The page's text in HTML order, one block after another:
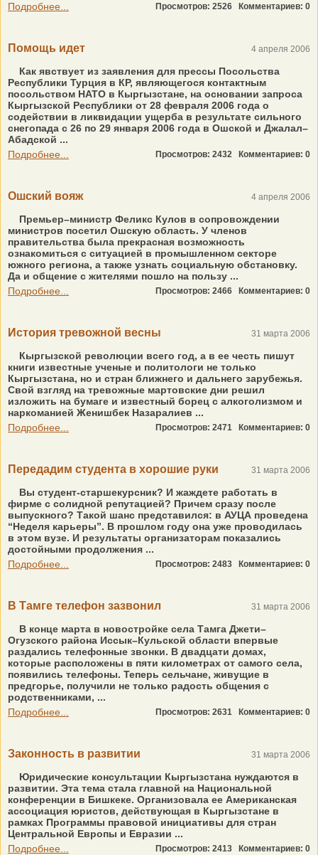
Подробнее...
Просмотров: 2526 Комментариев: 0
Помощь идет 4 апреля 2006
Как явствует из заявления для прессы Посольства
Республики Турция в КР, являющегося контактным
посольством НАТО в Кыргызстане, на основании запроса
Кыргызской Республики от 28 февраля 2006 года о
содействии в ликвидации ущерба в результате сильного
снегопада с 26 по 29 января 2006 года в Ошской и Джалал–
Абадской ...
Подробнее...
Просмотров: 2432 Комментариев: 0
Ошский вояж 4 апреля 2006
Премьер–министр Феликс Кулов в сопровождении
министров посетил Ошскую область. У членов
правительства была прекрасная возможность
ознакомиться с ситуацией в промышленном секторе
южного региона, а также узнать социальную обстановку.
Да и общение с жителями пошло на пользу ...
Подробнее...
Просмотров: 2466 Комментариев: 0
История тревожной весны 31 марта 2006
Кыргызской революции всего год, а в ее честь пишут
книги известные ученые и политологи не только
Кыргызстана, но и стран ближнего и дальнего зарубежья.
Свой взгляд на тревожные мартовские дни решил
изложить на бумаге и известный борец с алкоголизмом и
наркоманией Женишбек Назаралиев ...
Подробнее...
Просмотров: 2471 Комментариев: 0
Передадим студента в хорошие руки 31 марта 2006
Вы студент-старшекурсник? И жаждете работать в
фирме с солидной репутацией? Причем сразу после
выпускного? Такой шанс представился: в АУЦА проведена
“Неделя карьеры”. В прошлом году она уже проводилась
в этом вузе. И результаты организаторам показались
достойными продолжения ...
Подробнее...
Просмотров: 2483 Комментариев: 0
В Тамге телефон зазвонил 31 марта 2006
В конце марта в новостройке села Тамга Джети–
Огузского района Иссык–Кульской области впервые
раздались телефонные звонки. В двадцати домах,
которые расположены в пяти километрах от самого села,
появились телефоны. Теперь сельчане, живущие в
предгорье, получили не только радость общения с
родственниками, ...
Подробнее...
Просмотров: 2631 Комментариев: 0
Законность в развитии 31 марта 2006
Юридические консультации Кыргызстана нуждаются в
развитии. Эта тема стала главной на Национальной
конференции в Бишкеке. Организовала ее Американская
ассоциация юристов, действующая в Кыргызстане в
рамках Программы правовой инициативы для стран
Центральной Европы и Евразии ...
Подробнее...
Просмотров: 2413 Комментариев: 0